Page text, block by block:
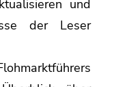
und
der Leser